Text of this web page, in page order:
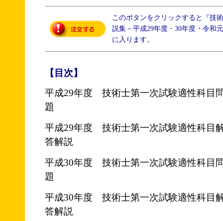
このボタンをクリックすると『技
説集－平成29年度・30年度・令和
に入ります。
【目次】
平成29年度 技術士第一次試験適性科目
題
平成29年度 技術士第一次試験適性科目
答解説
平成30年度 技術士第一次試験適性科目
題
平成30年度 技術士第一次試験適性科目
答解説